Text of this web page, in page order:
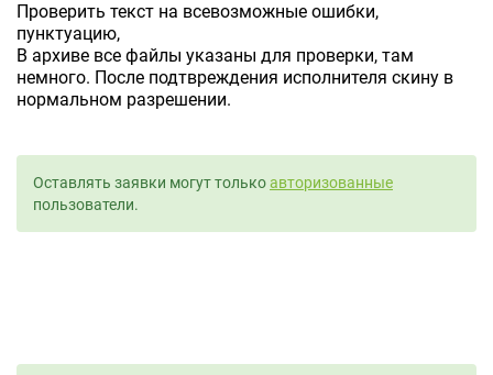
Проверить текст на всевозможные ошибки,
пунктуацию,
В архиве все файлы указаны для проверки, там
немного. После подтвреждения исполнителя скину в
нормальном разрешении.
Оставлять заявки могут толькоавторизованные
пользователи.